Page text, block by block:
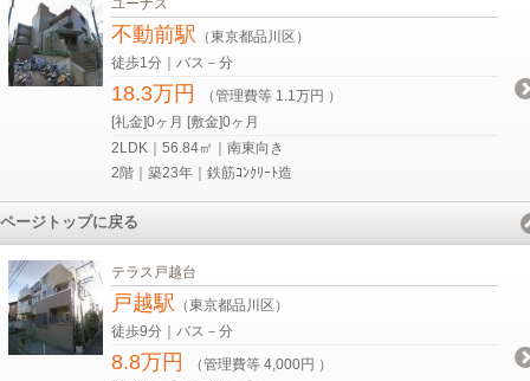
ユーナス
不動前駅 （東京都品川区）
徒歩1分｜バス－分
18.3万円
（管理費等 1.1万円 ）
[礼金]0ヶ月 [敷金]0ヶ月
2LDK｜56.84㎡｜南東向き
2階｜築23年｜鉄筋ｺﾝｸﾘｰﾄ造
ページトップに戻る
テラス戸越台
戸越駅 （東京都品川区）
徒歩9分｜バス－分
8.8万円
（管理費等 4,000円 ）